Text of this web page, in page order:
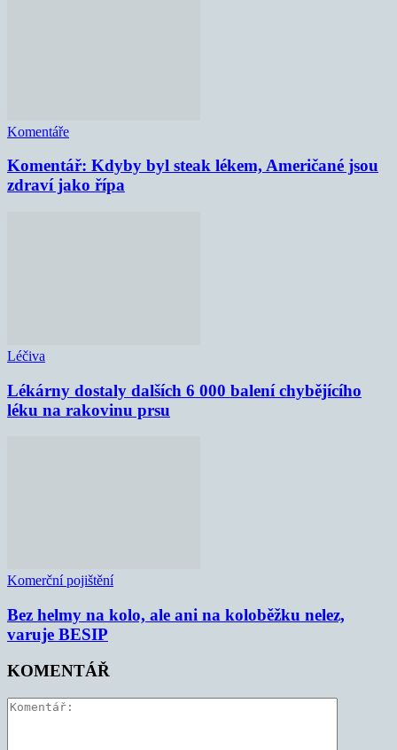
Komentáře
Komentář: Kdyby byl steak lékem, Američané jsou
zdraví jako řípa
Léčiva
Lékárny dostaly dalších 6 000 balení chybějícího
léku na rakovinu prsu
Komerční pojištění
Bez helmy na kolo, ale ani na koloběžku nelez,
varuje BESIP
KOMENTÁŘ